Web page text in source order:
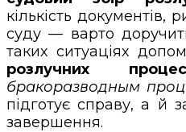
кількість документів,
суду — варто
таких ситуаціях
розлучних
бракоразводным
підготує справу, а й
завершення.